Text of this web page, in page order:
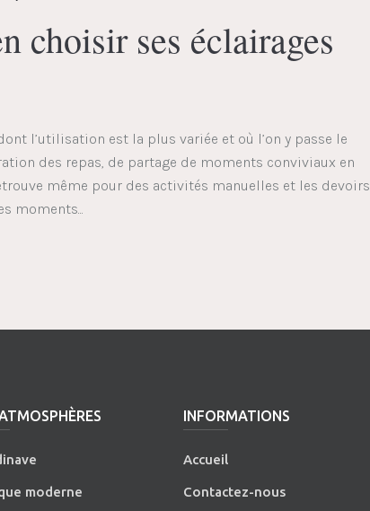
choisir ses éclairages
l’utilisation est la plus variée et où l’on y passe le
des repas, de partage de moments conviviaux en
même pour des activités manuelles et les devoirs
moments...
moderne
INFORMATIONS
Accueil
Contactez-nous